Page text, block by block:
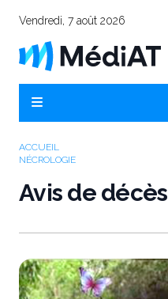
Vendredi, 7 août 2026
ACCUEIL
NÉCROLOGIE
Avis de décès